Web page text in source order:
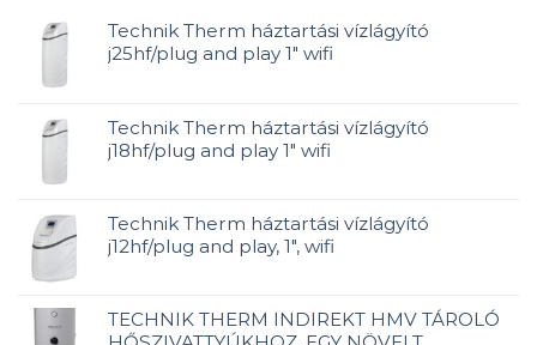
Technik Therm háztartási vízlágyító
j25hf/plug and play 1" wifi
Technik Therm háztartási vízlágyító
j18hf/plug and play 1" wifi
Technik Therm háztartási vízlágyító
j12hf/plug and play, 1", wifi
TECHNIK THERM INDIREKT HMV TÁROLÓ